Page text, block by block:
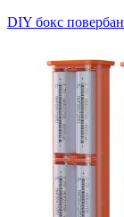
DIY бокс